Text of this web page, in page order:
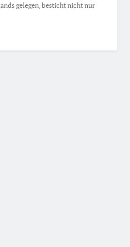
gelegen, besticht nicht nur